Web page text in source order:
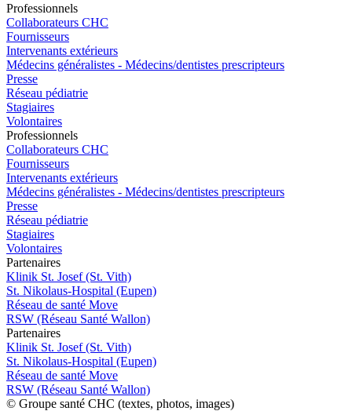
Professionnels
Collaborateurs CHC
Fournisseurs
Intervenants extérieurs
Médecins généralistes - Médecins/dentistes prescripteurs
Presse
Réseau pédiatrie
Stagiaires
Volontaires
Professionnels
Collaborateurs CHC
Fournisseurs
Intervenants extérieurs
Médecins généralistes - Médecins/dentistes prescripteurs
Presse
Réseau pédiatrie
Stagiaires
Volontaires
Partenaires
Klinik St. Josef (St. Vith)
St. Nikolaus-Hospital (Eupen)
Réseau de santé Move
RSW (Réseau Santé Wallon)
Partenaires
Klinik St. Josef (St. Vith)
St. Nikolaus-Hospital (Eupen)
Réseau de santé Move
RSW (Réseau Santé Wallon)
© Groupe santé CHC (textes, photos, images)